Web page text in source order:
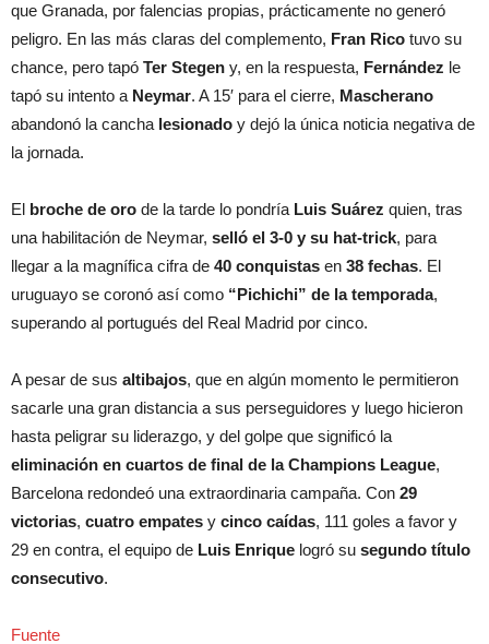
que Granada, por falencias propias, prácticamente no generó
peligro. En las más claras del complemento, Fran Rico tuvo su
chance, pero tapó Ter Stegen y, en la respuesta, Fernández le
tapó su intento a Neymar. A 15′ para el cierre, Mascherano
abandonó la cancha lesionado y dejó la única noticia negativa de
la jornada.
El broche de oro de la tarde lo pondría Luis Suárez quien, tras
una habilitación de Neymar, selló el 3-0 y su hat-trick, para
llegar a la magnífica cifra de 40 conquistas en 38 fechas. El
uruguayo se coronó así como “Pichichi” de la temporada,
superando al portugués del Real Madrid por cinco.
A pesar de sus altibajos, que en algún momento le permitieron
sacarle una gran distancia a sus perseguidores y luego hicieron
hasta peligrar su liderazgo, y del golpe que significó la
eliminación en cuartos de final de la Champions League,
Barcelona redondeó una extraordinaria campaña. Con 29
victorias, cuatro empates y cinco caídas, 111 goles a favor y
29 en contra, el equipo de Luis Enrique logró su segundo título
consecutivo.
Fuente